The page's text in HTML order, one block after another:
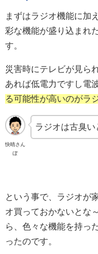
まずはラジオ機能に加
彩な機能が盛り込まれ
す。
災害時にテレビが見ら
あれば低電力ですし電
る可能性が高いのがラ
快晴さん
ぽ
ラジオは古臭
という事で、ラジオが
オ買っておかないとな
ら、色々な機能を持っ
ったのです。